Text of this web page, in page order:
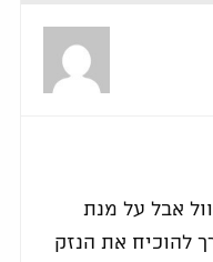
אבל על מנת
להוכיח את הנזק